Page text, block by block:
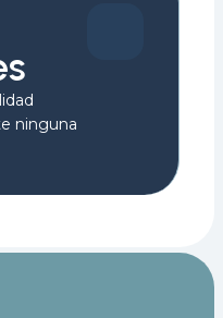
ninguna